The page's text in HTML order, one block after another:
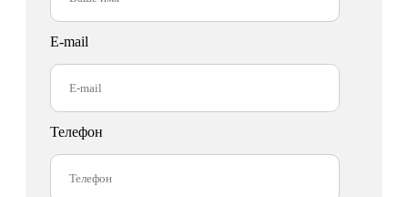
E-mail
Телефон